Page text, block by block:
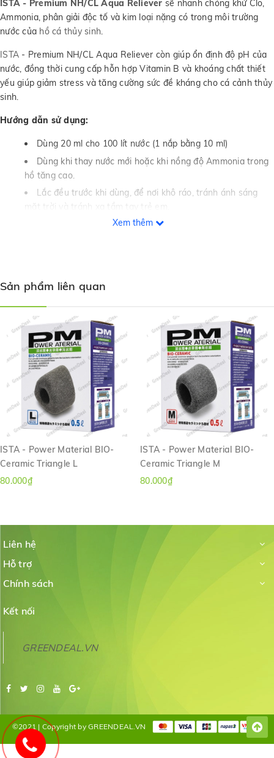
ISTA - Premium NH/CL Aqua Reliever sẽ nhanh chóng khử Clo,
Ammonia, phân giải độc tố và kim loại nặng có trong môi trường
nước của hồ cá thủy sinh.
ISTA - Premium NH/CL Aqua Reliever còn giúp ổn định độ pH của
nước, đồng thời cung cấp hỗn hợp Vitamin B và khoáng chất thiết
yếu giúp giảm stress và tăng cường sức đề kháng cho cá cảnh thủy
sinh.
Hướng dẫn sử dụng:
Dùng 20 ml cho 100 lít nước (1 nắp bằng 10 ml)
Dùng khi thay nước mới hoặc khi nồng độ Ammonia trong
hồ tăng cao.
Lắc đều trước khi dùng, để nơi khô ráo, tránh ánh sáng
mặt trời và tránh xa tầm tay trẻ em.
Xem thêm
Sản phẩm liên quan
ISTA - Power Material BIO-
Ceramic Triangle L
80.000₫
ISTA - Power Material BIO-
Ceramic Triangle M
80.000₫
Liên hệ
Hỗ trợ
Chính sách
Kết nối
GREENDEAL.VN
©2021 | Copyright by GREENDEAL.VN